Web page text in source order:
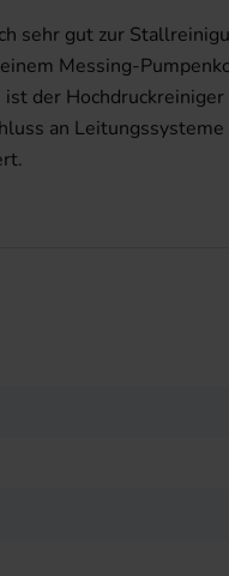
sehr gut zur
Messing-
der
an